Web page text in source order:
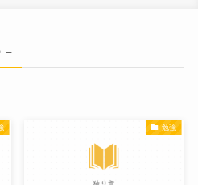
–
勉強